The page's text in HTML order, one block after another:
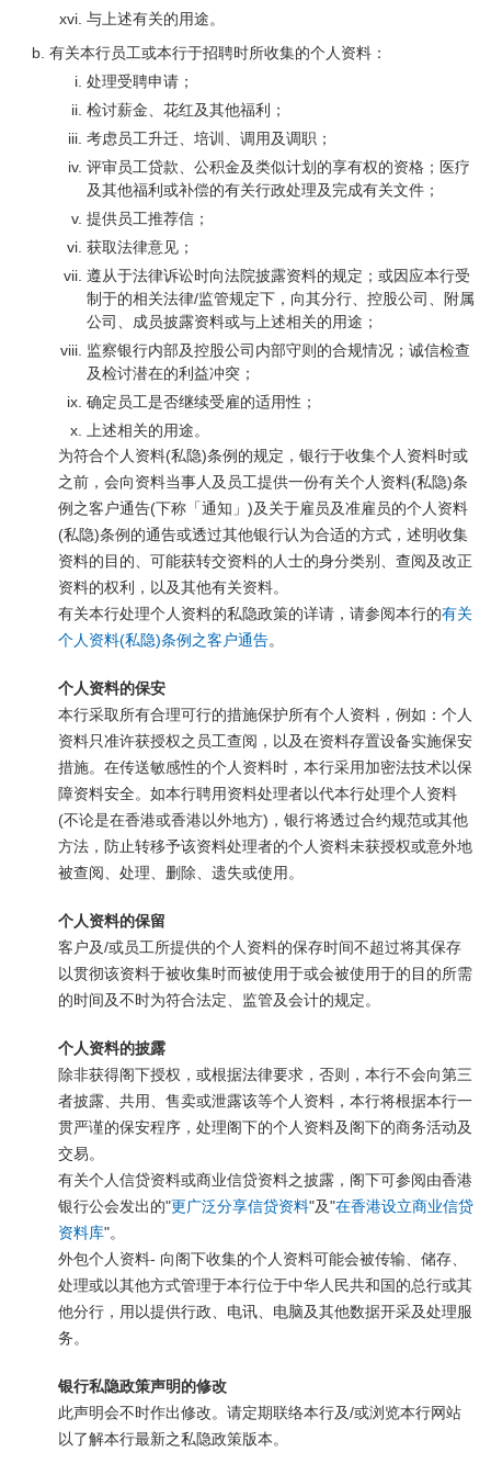
与上述有关的用途。
有关本行员工或本行于招聘时所收集的个人资料：
处理受聘申请；
检讨薪金、花红及其他福利；
考虑员工升迁、培训、调用及调职；
评审员工贷款、公积金及类似计划的享有权的资格；医疗
及其他福利或补偿的有关行政处理及完成有关文件；
提供员工推荐信；
获取法律意见；
遵从于法律诉讼时向法院披露资料的规定；或因应本行受
制于的相关法律/监管规定下，向其分行、控股公司、附属
公司、成员披露资料或与上述相关的用途；
监察银行内部及控股公司内部守则的合规情况；诚信检查
及检讨潜在的利益冲突；
确定员工是否继续受雇的适用性；
上述相关的用途。
为符合个人资料(私隐)条例的规定，银行于收集个人资料时或
之前，会向资料当事人及员工提供一份有关个人资料(私隐)条
例之客户通告(下称「通知」)及关于雇员及准雇员的个人资料
(私隐)条例的通告或透过其他银行认为合适的方式，述明收集
资料的目的、可能获转交资料的人士的身分类别、查阅及改正
资料的权利，以及其他有关资料。
有关本行处理个人资料的私隐政策的详请，请参阅本行的有关
个人资料(私隐)条例之客户通告。
个人资料的保安
本行采取所有合理可行的措施保护所有个人资料，例如：个人
资料只准许获授权之员工查阅，以及在资料存置设备实施保安
措施。在传送敏感性的个人资料时，本行采用加密法技术以保
障资料安全。如本行聘用资料处理者以代本行处理个人资料
(不论是在香港或香港以外地方)，银行将透过合约规范或其他
方法，防止转移予该资料处理者的个人资料未获授权或意外地
被查阅、处理、删除、遗失或使用。
个人资料的保留
客户及/或员工所提供的个人资料的保存时间不超过将其保存
以贯彻该资料于被收集时而被使用于或会被使用于的目的所需
的时间及不时为符合法定、监管及会计的规定。
个人资料的披露
除非获得阁下授权，或根据法律要求，否则，本行不会向第三
者披露、共用、售卖或泄露该等个人资料，本行将根据本行一
贯严谨的保安程序，处理阁下的个人资料及阁下的商务活动及
交易。
有关个人信贷资料或商业信贷资料之披露，阁下可参阅由香港
银行公会发出的"更广泛分享信贷资料"及"在香港设立商业信贷
资料库"。
外包个人资料- 向阁下收集的个人资料可能会被传输、储存、
处理或以其他方式管理于本行位于中华人民共和国的总行或其
他分行，用以提供行政、电讯、电脑及其他数据开采及处理服
务。
银行私隐政策声明的修改
此声明会不时作出修改。请定期联络本行及/或浏览本行网站
以了解本行最新之私隐政策版本。